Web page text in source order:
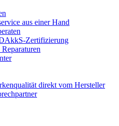
aus einer Hand
Zertifizierung
direkt vom Hersteller